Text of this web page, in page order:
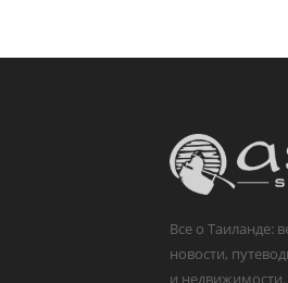
Все о Таиланде:
новости,
и недвижимости.